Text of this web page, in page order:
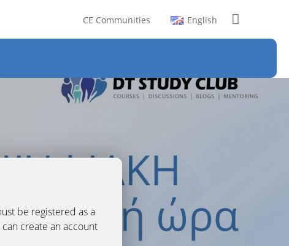
CE Communities English
be registered as a
create an account